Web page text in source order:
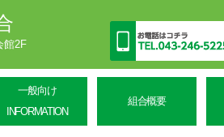
館2F
一般向け
INFORMATION
組合概要